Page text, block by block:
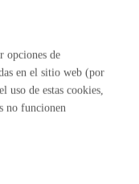
de 2026
reconocimiento
en el período
de la Ordenanza
opciones de
en el sitio web (por
de estas cookies,
no funcionen